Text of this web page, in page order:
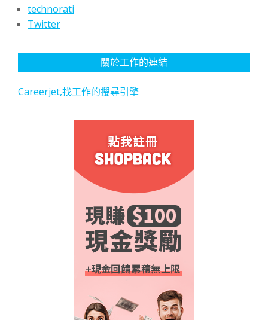
technorati
Twitter
關於工作的連結
Careerjet,找工作的搜尋引擎